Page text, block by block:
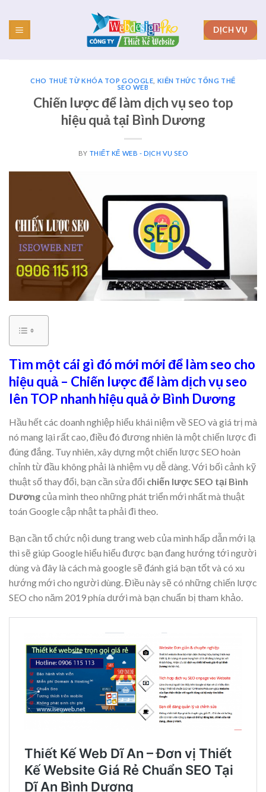
content
DỊCH VỤ
CHO THUÊ TỪ KHÓA TOP GOOGLE KIẾN THỨC TỔNG THỂ
SEO WEB
Chiến lược để làm dịch vụ seo top
hiệu quả tại Bình Dương
BY THIẾT KẾ WEB - DỊCH VỤ SEO
Tìm một cái gì đó mới mới để làm seo cho
hiệu quả – Chiến lược để làm dịch vụ seo
lên TOP nhanh hiệu quả ở Bình Dương
Hầu hết các doanh nghiệp hiểu khái niệm về SEO và giá trị mà
nó mang lại rất cao, điều đó đương nhiên là một chiến lược đi
đúng đắng. Tuy nhiên, xây dựng một chiến lược SEO hoàn
chỉnh từ đầu không phải là nhiệm vụ dễ dàng. Với bối cảnh kỹ
thuật số thay đổi, bạn cần sửa đổi chiến lược SEO tại Bình
Dươngcủa mình theo những phát triển mới nhất mà thuật
toán Google cập nhật ta phải đi theo.
Bạn cần tổ chức nội dung trang web của mình hấp dẫn mới lạ
thì sẽ giúp Google hiểu hiểu được bạn đang hướng tới người
dùng và đây là cách mà google sẽ đánh giá bạn tốt và có xu
hướng mới cho người dùng. Điều này sẽ có những chiến lược
SEO cho năm 2019 phía dưới mà bạn chuẩn bị tham khảo.